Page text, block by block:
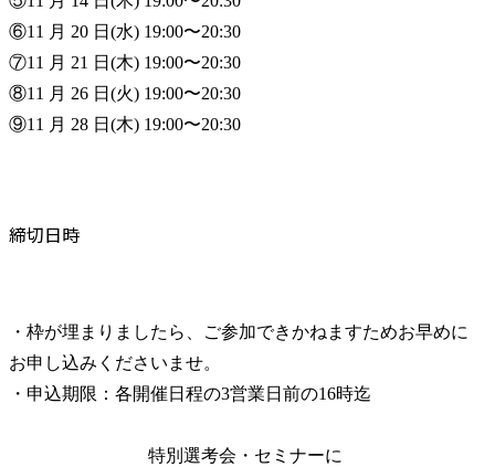
⑥11 月 20 日(水) 19:00〜20:30
⑦11 月 21 日(木) 19:00〜20:30
⑧11 月 26 日(火) 19:00〜20:30
⑨11 月 28 日(木) 19:00〜20:30
締切日時
・枠が埋まりましたら、ご参加できかねますためお早めに
お申し込みくださいませ。
・申込期限：各開催日程の3営業日前の16時迄
特別選考会・セミナーに